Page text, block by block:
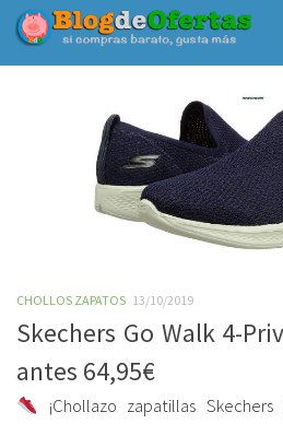
Debajo del contenido
CHOLLOS ZAPATOS 13/10/2019
Skechers Go Walk 4-
antes 64,95€
¡Chollazo zapatillas